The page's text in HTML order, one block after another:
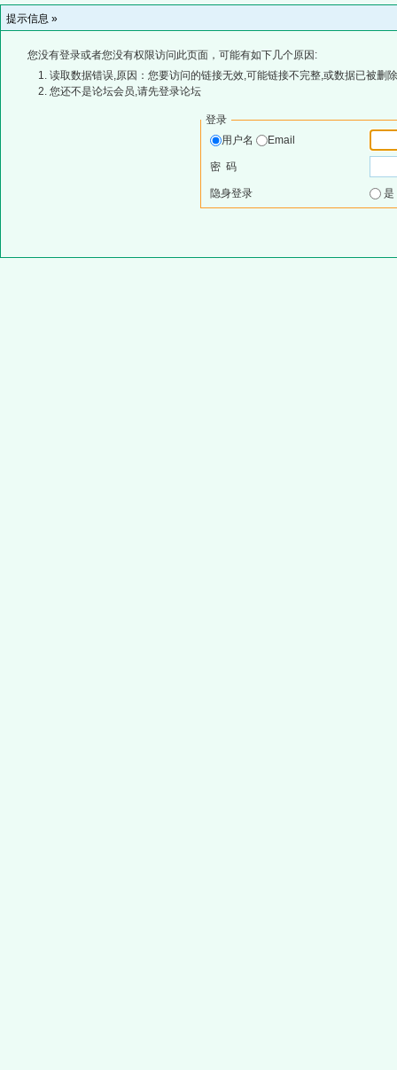
提示信息 »
您没有登录或者您没有权限访问此页面，可能有如下几个原因:
读取数据错误,原因：您要访问的链接无效,可能链接不完整,或数据已被删
您还不是论坛会员,请先登录论坛
登录
用户名
Email
密 码
隐身登录